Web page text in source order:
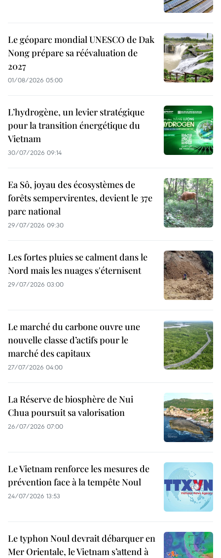
Le géoparc mondial UNESCO de Dak
Nong prépare sa réévaluation de
2027
01/08/2026 05:00
L’hydrogène, un levier stratégique
pour la transition énergétique du
Vietnam
30/07/2026 09:14
Ea Sô, joyau des écosystèmes de
forêts sempervirentes, devient le 37e
parc national
29/07/2026 09:30
Les fortes pluies se calment dans le
Nord mais les nuages s'éternisent
29/07/2026 03:00
Le marché du carbone ouvre une
nouvelle classe d’actifs pour le
marché des capitaux
27/07/2026 04:00
La Réserve de biosphère de Nui
Chua poursuit sa valorisation
26/07/2026 07:00
Le Vietnam renforce les mesures de
prévention face à la tempête Noul
24/07/2026 13:53
Le typhon Noul devrait débarquer en
Mer Orientale, le Vietnam s’attend à